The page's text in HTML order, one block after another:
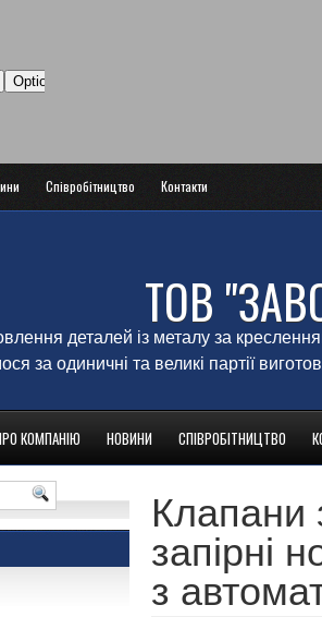
Співробітництво Контакти
ТОВ
деталей із металу за
за одиничні та великі партії
КОМПАНІЮ НОВИНИ СПІВРОБІТНИЦТВО
Клапани
запірні
з